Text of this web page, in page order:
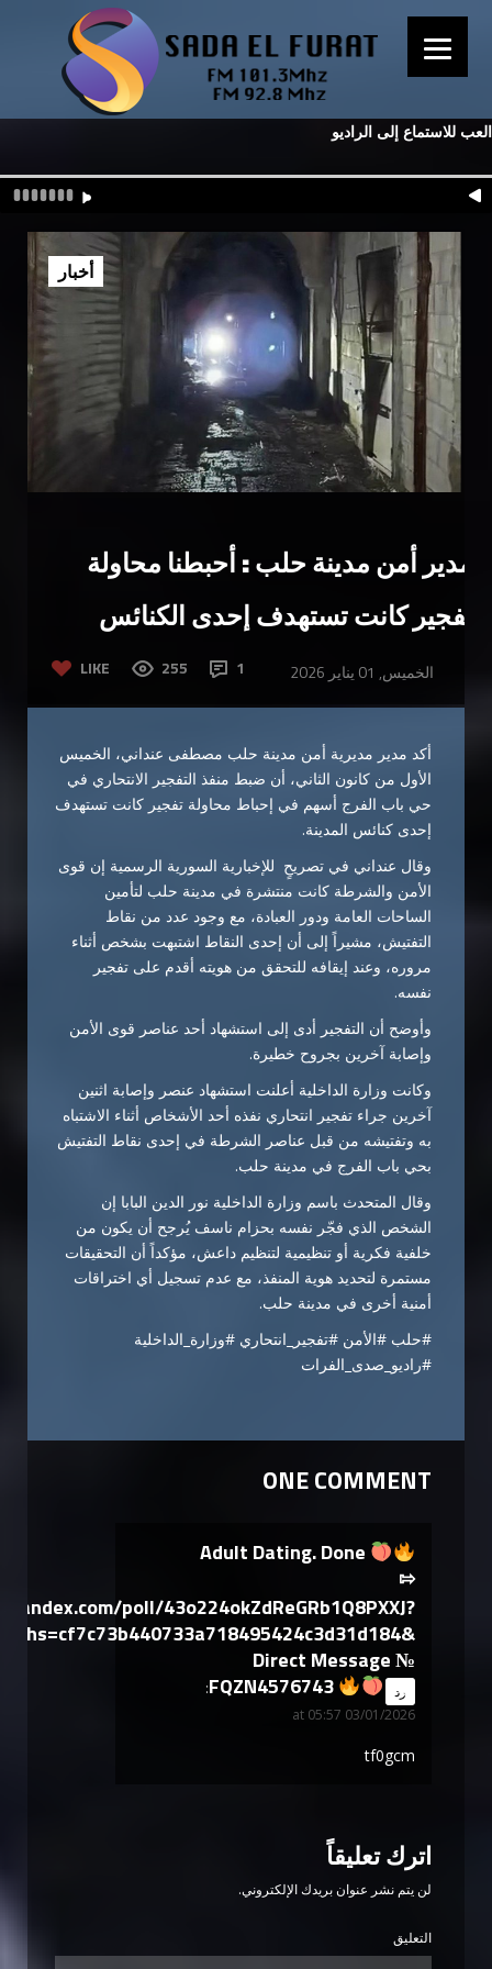
العب للاستماع إلى الراديو
مدير أمن مدينة حلب : أحبطنا محاولة
تفجير كانت تستهدف إحدى الكنائس
LIKE 255 1 الخميس, 01 يناير 2026
أخبار
أكد مدير مديرية أمن مدينة حلب مصطفى عنداني، الخميس
الأول من كانون الثاني، أن ضبط منفذ التفجير الانتحاري في
حي باب الفرج أسهم في إحباط محاولة تفجير كانت تستهدف
إحدى كنائس المدينة.
وقال عنداني في تصريحٍ للإخبارية السورية الرسمية إن قوى
الأمن والشرطة كانت منتشرة في مدينة حلب لتأمين
الساحات العامة ودور العبادة، مع وجود عدد من نقاط
التفتيش، مشيراً إلى أن إحدى النقاط اشتبهت بشخص أثناء
مروره، وعند إيقافه للتحقق من هويته أقدم على تفجير
نفسه.
وأوضح أن التفجير أدى إلى استشهاد أحد عناصر قوى الأمن
وإصابة آخرين بجروح خطيرة.
وكانت وزارة الداخلية أعلنت استشهاد عنصر وإصابة اثنين
آخرين جراء تفجير انتحاري نفذه أحد الأشخاص أثناء الاشتباه
به وتفتيشه من قبل عناصر الشرطة في إحدى نقاط التفتيش
بحي باب الفرج في مدينة حلب.
وقال المتحدث باسم وزارة الداخلية نور الدين البابا إن
الشخص الذي فجّر نفسه بحزام ناسف يُرجح أن يكون من
خلفية فكرية أو تنظيمية لتنظيم داعش، مؤكداً أن التحقيقات
مستمرة لتحديد هوية المنفذ، مع عدم تسجيل أي اختراقات
أمنية أخرى في مدينة حلب.
#حلب #الأمن #تفجير_انتحاري #وزارة_الداخلية
#راديو_صدى_الفرات
ONE COMMENT
Adult Dating. Done
⇰
yandex.com/poll/43o224okZdReGRb1Q8PXXJ?
hs=cf7c73b440733a718495424c3d31d184&
Direct Message №
FQZN4576743
says:
03/01/2026 at 05:57
رد
tf0gcm
اترك تعليقاً
لن يتم نشر عنوان بريدك الإلكتروني.
التعليق